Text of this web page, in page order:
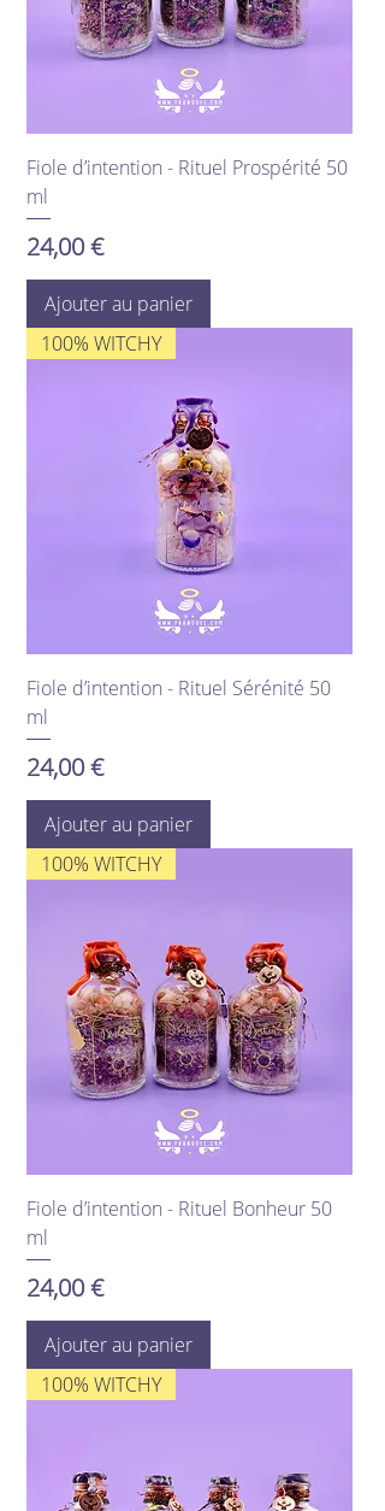
Fiole d’intention - Rituel Prospérité 50
ml
Prix
24,00 €
Ajouter au panier
100% WITCHY
Fiole d’intention - Rituel Sérénité 50
ml
Prix
24,00 €
Ajouter au panier
100% WITCHY
Fiole d’intention - Rituel Bonheur 50
ml
Prix
24,00 €
Ajouter au panier
100% WITCHY